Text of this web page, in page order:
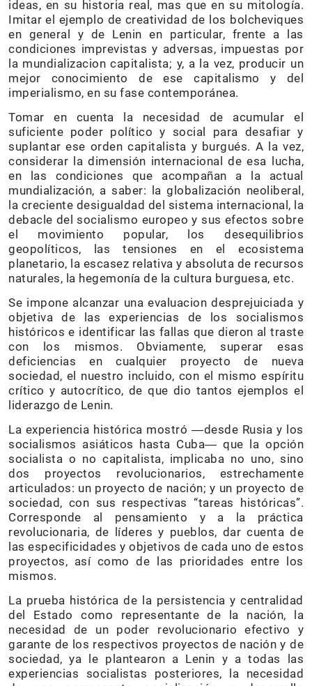
ideas, en su historia real, mas que en su mitología.
Imitar el ejemplo de creatividad de los bolcheviques
en general y de Lenin en particular, frente a las
condiciones imprevistas y adversas, impuestas por
la mundializacion capitalista; y, a la vez, producir un
mejor conocimiento de ese capitalismo y del
imperialismo, en su fase contemporánea.
Tomar en cuenta la necesidad de acumular el
suficiente poder político y social para desafiar y
suplantar ese orden capitalista y burgués. A la vez,
considerar la dimensión internacional de esa lucha,
en las condiciones que acompañan a la actual
mundialización, a saber: la globalización neoliberal,
la creciente desigualdad del sistema internacional, la
debacle del socialismo europeo y sus efectos sobre
el movimiento popular, los desequilibrios
geopolíticos, las tensiones en el ecosistema
planetario, la escasez relativa y absoluta de recursos
naturales, la hegemonía de la cultura burguesa, etc.
Se impone alcanzar una evaluacion desprejuiciada y
objetiva de las experiencias de los socialismos
históricos e identificar las fallas que dieron al traste
con los mismos. Obviamente, superar esas
deficiencias en cualquier proyecto de nueva
sociedad, el nuestro incluido, con el mismo espíritu
crítico y autocrítico, de que dio tantos ejemplos el
liderazgo de Lenin.
La experiencia histórica mostró ―desde Rusia y los
socialismos asiáticos hasta Cuba― que la opción
socialista o no capitalista, implicaba no uno, sino
dos proyectos revolucionarios, estrechamente
articulados: un proyecto de nación; y un proyecto de
sociedad, con sus respectivas “tareas históricas”.
Corresponde al pensamiento y a la práctica
revolucionaria, de líderes y pueblos, dar cuenta de
las especificidades y objetivos de cada uno de estos
proyectos, así como de las prioridades entre los
mismos.
La prueba histórica de la persistencia y centralidad
del Estado como representante de la nación, la
necesidad de un poder revolucionario efectivo y
garante de los respectivos proyectos de nación y de
sociedad, ya le plantearon a Lenin y a todas las
experiencias socialistas posteriores, la necesidad